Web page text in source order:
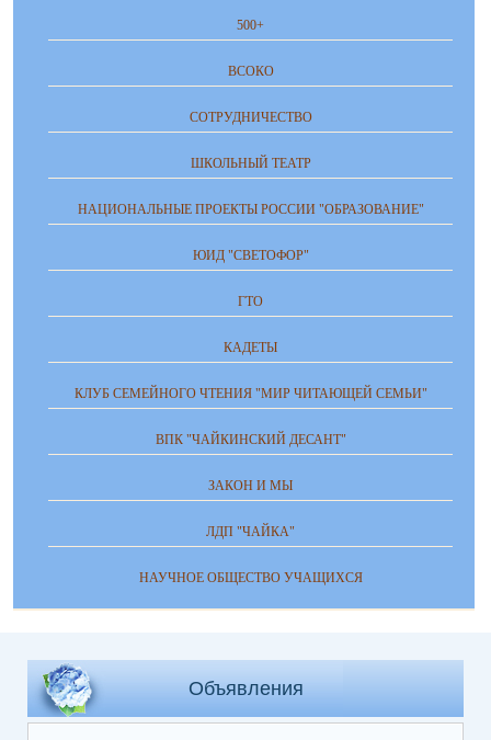
500+
ВСОКО
СОТРУДНИЧЕСТВО
ШКОЛЬНЫЙ ТЕАТР
НАЦИОНАЛЬНЫЕ ПРОЕКТЫ РОССИИ "ОБРАЗОВАНИЕ"
ЮИД "СВЕТОФОР"
ГТО
КАДЕТЫ
КЛУБ СЕМЕЙНОГО ЧТЕНИЯ "МИР ЧИТАЮЩЕЙ СЕМЬИ"
ВПК "ЧАЙКИНСКИЙ ДЕСАНТ"
ЗАКОН И МЫ
ЛДП "ЧАЙКА"
НАУЧНОЕ ОБЩЕСТВО УЧАЩИХСЯ
Объявления